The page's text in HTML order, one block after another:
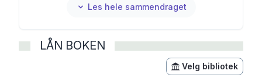
York. For amerikanske Josh vil komme til å minne
at alt hun tror hun vet om kjærlighet vil bli
utfordret. Lou aner ikke hva hun skal gjøre, men
hun vet at det hun velger, kommer til å forandre
Les hele sammendraget
LÅN BOKEN
Velg bibliotek